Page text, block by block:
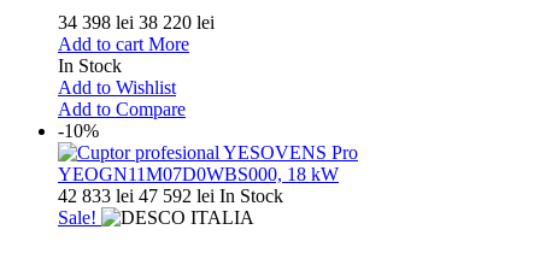
34 398 lei 38 220 lei
Add to cart More
In Stock
Add to Wishlist
Add to Compare
-10%
42 833 lei 47 592 lei In Stock
Sale!